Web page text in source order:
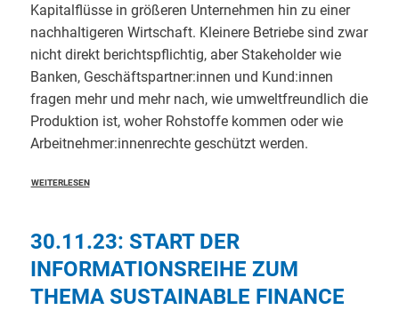
Kapitalflüsse in größeren Unternehmen hin zu einer
nachhaltigeren Wirtschaft. Kleinere Betriebe sind zwar
nicht direkt berichtspflichtig, aber Stakeholder wie
Banken, Geschäftspartner:innen und Kund:innen
fragen mehr und mehr nach, wie umweltfreundlich die
Produktion ist, woher Rohstoffe kommen oder wie
Arbeitnehmer:innenrechte geschützt werden.
WEITERLESEN
30.11.23: START DER
INFORMATIONSREIHE ZUM
THEMA SUSTAINABLE FINANCE